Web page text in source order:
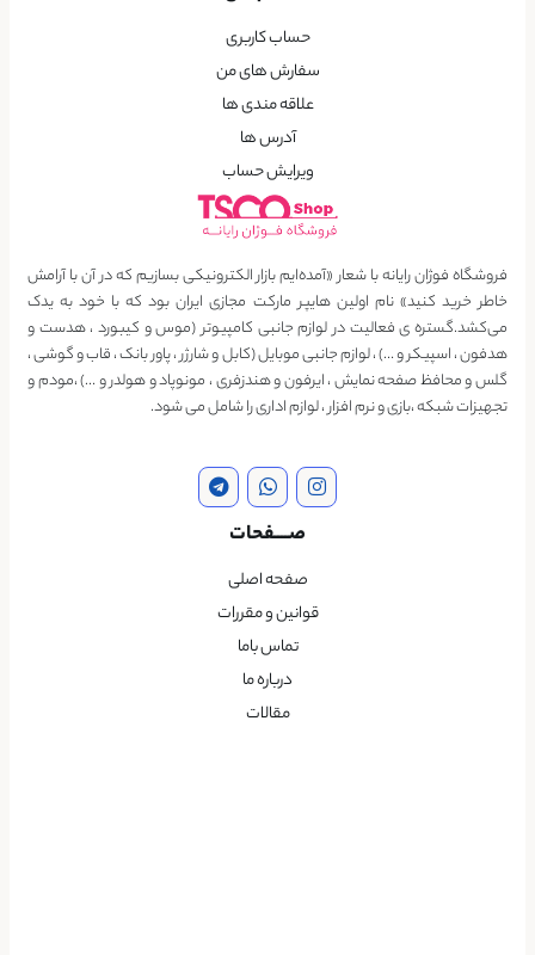
حساب کاربری
سفارش های من
علاقه مندی ها
آدرس ها
ویرایش حساب
فروشگاه فوژان رایانه با شعار «آمده‌ایم بازار الکترونیکی بسازیم که در آن با آرامش
خاطر خرید کنید» نام اولین هایپر مارکت مجازی ایران بود که با خود به یدک
می‌کشد.گستره ی فعالیت در لوازم جانبی کامپیوتر (موس و کیبورد ، هدست و
هدفون ، اسپیکر و …) ، لوازم جانبی موبایل (کابل و شارژر ، پاور بانک ، قاب و گوشی ،
گلس و محافظ صفحه نمایش ، ایرفون و هندزفری ، مونوپاد و هولدر و …) ،مودم و
تجهیزات شبکه ،بازی و نرم افزار ، لوازم اداری را شامل می شود.
صــــفحات
صفحه اصلی
قوانین و مقررات
تماس باما
درباره ما
مقالات